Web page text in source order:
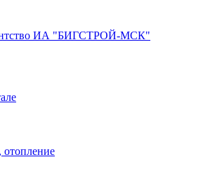
ИА "БИГСТРОЙ-МСК"